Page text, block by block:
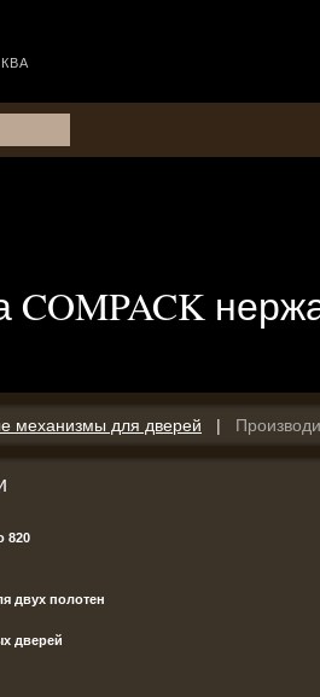
механизмы для дверей |
820
двух полотен
дверей